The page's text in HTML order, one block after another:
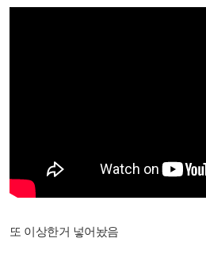
또 이상한거 넣어놨음